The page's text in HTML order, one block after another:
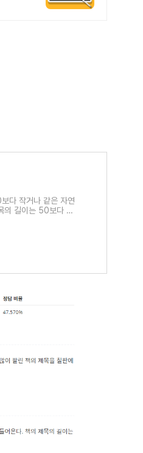
다 작거나 같은 자연
의 길이는 50보다 작